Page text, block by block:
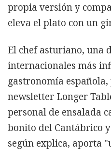
propia versión y
eleva el plato con un
El chef asturiano, una
internacionales más
gastronomía
newsletter Longer
personal de ensalada
bonito del Cantábrico
según explica, aporta